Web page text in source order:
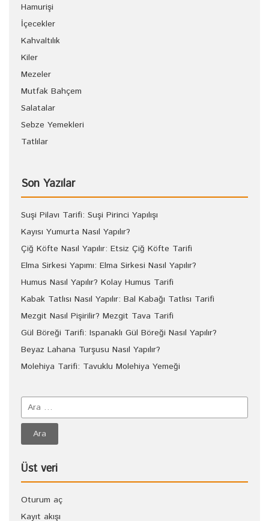
Hamurişi
İçecekler
Kahvaltılık
Kiler
Mezeler
Mutfak Bahçem
Salatalar
Sebze Yemekleri
Tatlılar
Son Yazılar
Suşi Pilavı Tarifi: Suşi Pirinci Yapılışı
Kayısı Yumurta Nasıl Yapılır?
Çiğ Köfte Nasıl Yapılır: Etsiz Çiğ Köfte Tarifi
Elma Sirkesi Yapımı: Elma Sirkesi Nasıl Yapılır?
Humus Nasıl Yapılır? Kolay Humus Tarifi
Kabak Tatlısı Nasıl Yapılır: Bal Kabağı Tatlısı Tarifi
Mezgit Nasıl Pişirilir? Mezgit Tava Tarifi
Gül Böreği Tarifi: Ispanaklı Gül Böreği Nasıl Yapılır?
Beyaz Lahana Turşusu Nasıl Yapılır?
Molehiya Tarifi: Tavuklu Molehiya Yemeği
Üst veri
Oturum aç
Kayıt akışı